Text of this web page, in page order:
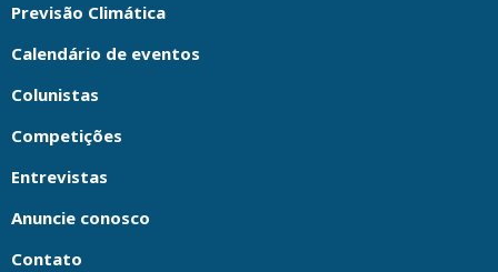
Previsão Climática
Calendário de eventos
Colunistas
Competições
Entrevistas
Anuncie conosco
Contato